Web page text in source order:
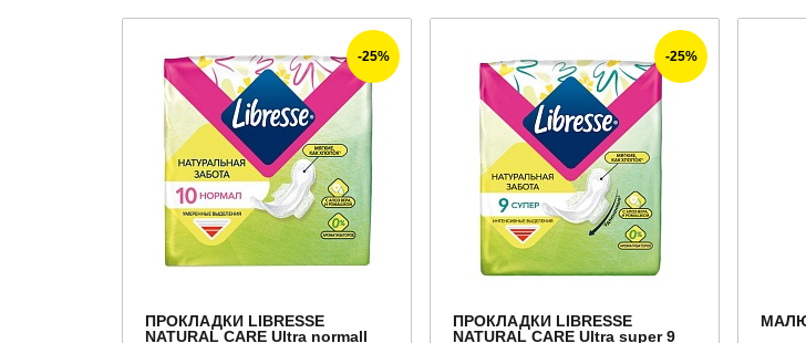
-25%
ПРОКЛАДКИ LIBRESSE
NATURAL CARE Ultra normall
-25%
ПРОКЛАДКИ LIBRESSE
NATURAL CARE Ultra super 9